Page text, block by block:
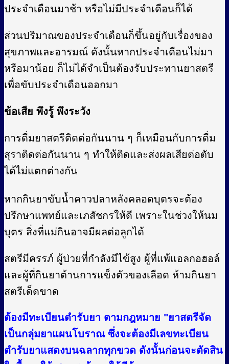
ประจำเดือนมาช้า หรือไม่มีประจำเดือนก็ได้
ส่วนปริมาณของประจำเดือนก็ขึ้นอยู่กับเรื่องของ
สุขภาพและอารมณ์ ดังนั้นหากประจำเดือนไม่มา
หรือมาน้อย ก็ไม่ได้จำเป็นต้องรับประทานยาสตรี
เพื่อขับประจำเดือนออกมา
ข้อเสีย พึงรู้ พึงระวัง
การดื่มยาสตรีติดต่อกันนาน ๆ ก็เหมือนกับการดื่ม
สุราติดต่อกันนาน ๆ ทำให้ติดและส่งผลเสียต่อตับ
ได้ไม่แตกต่างกัน
หากกินยาขับน้ำคาวปลาหลังคลอดบุตรจะต้อง
ปรึกษาแพทย์และเภสัชกรให้ดี เพราะในช่วงให้นม
บุตร สิ่งที่แม่กินอาจมีผลต่อลูกได้
สตรีมีครรภ์ ผู้ป่วยที่กำลังมีไข้สูง ผู้ที่แพ้แอลกอฮอล์
และผู้ที่กินยาต้านการแข็งตัวของเลือด ห้ามกินยา
สตรีเด็ดขาด
ต้องมีทะเบียนตำรับยา ตามกฎหมาย "ยาสตรีจัด
เป็นกลุ่มยาแผนโบราณ ซึ่งจะต้องมีเลขทะเบียน
ตำรับยาแสดงบนฉลากทุกขวด ดังนั้นก่อนจะตัดสิน